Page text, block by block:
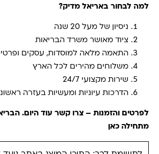
למה לבחור באריאל מדיק?
ניסיון של מעל 20 שנה
ציוד מאושר משרד הבריאות
התאמה מלאה למוסדות, עסקים
משלוחים מהירים לכל הארץ
שירות מקצועי 24/7
הדרכות עיוניות ומעשיות בעזרה
לפרטים והזמנות – צרו קשר עוד היום.
מתחילה כאן